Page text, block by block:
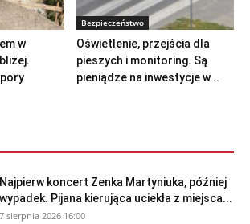
w
Bezpieczeństwo
Oświetlenie, przejścia dla
pieszych i monitoring. Są
pieniądze na inwestycje w...
Najpierw koncert Zenka Martyniuka, później
wypadek. Pijana kierująca uciekła z miejsca...
7 sierpnia 2026 16:00